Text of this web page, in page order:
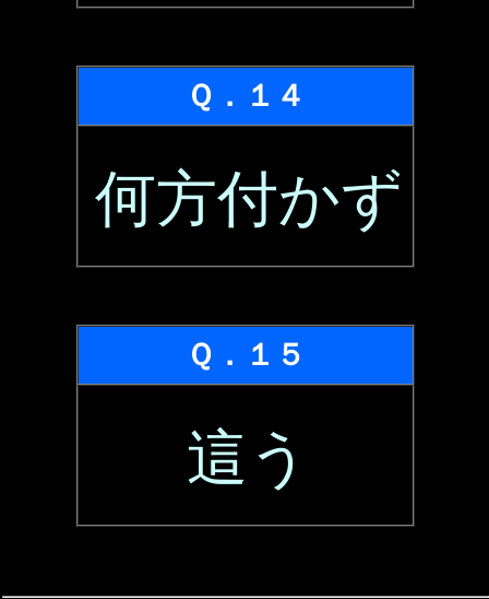
Ｑ．１４
何方付かず
Ｑ．１５
這う